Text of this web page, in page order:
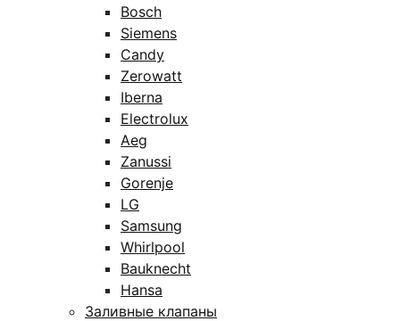
Bosch
Siemens
Candy
Zerowatt
Iberna
Electrolux
Aeg
Zanussi
Gorenje
LG
Samsung
Whirlpool
Bauknecht
Hansa
Заливные клапаны